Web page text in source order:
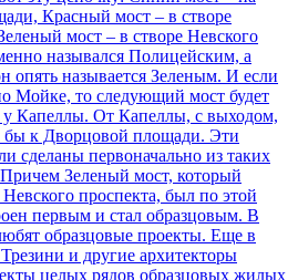
Красный мост – в створе
мост – в створе Невского
назывался Полицейским, а
опять называется Зеленым. И если
Мойке, то следующий мост будет
у Капеллы. От Капеллы, с выходом,
бы к Дворцовой площади. Эти
сделаны первоначально из таких
Зеленый мост, который
Невского проспекта, был по этой
первым и стал образцовым. В
образцовые проекты. Еще в
и другие архитекторы
целых рядов образцовых жилых